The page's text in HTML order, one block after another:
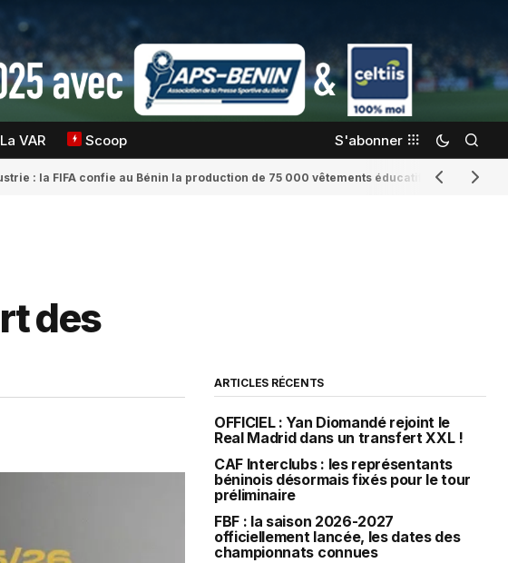
La VAR Scoop S'abonner
: la FIFA confie au Bénin la production de 75 000 vêtements éducatifs Romaine
des
ARTICLES RÉCENTS
OFFICIEL : Yan Diomandé rejoint le
Real Madrid dans un transfert XXL !
CAF Interclubs : les représentants
béninois désormais fixés pour le tour
préliminaire
FBF : la saison 2026-2027
officiellement lancée, les dates des
championnats connues